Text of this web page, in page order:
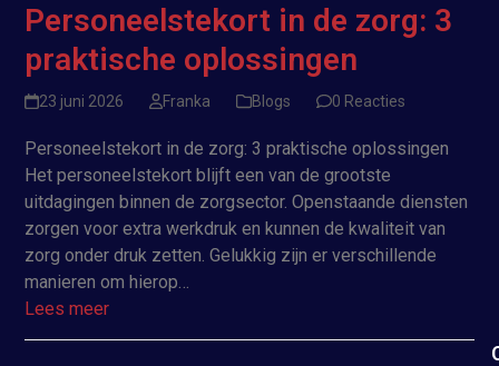
Personeelstekort in de zorg: 3
praktische oplossingen
23 juni 2026 Franka Blogs 0 Reacties
Personeelstekort in de zorg: 3 praktische oplossingen
Het personeelstekort blijft een van de grootste
uitdagingen binnen de zorgsector. Openstaande diensten
zorgen voor extra werkdruk en kunnen de kwaliteit van
zorg onder druk zetten. Gelukkig zijn er verschillende
manieren om hierop…
Lees meer